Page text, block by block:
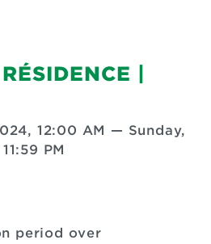
|
12:00 AM — Sunday,
PM
period over